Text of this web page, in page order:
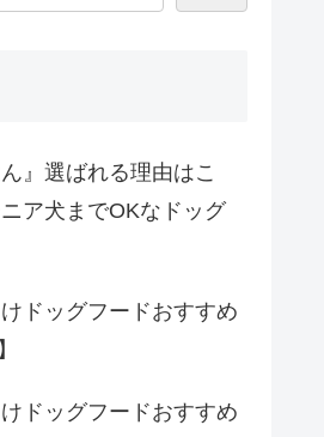
』選ばれる理由はこ
ア犬までOKなドッグ
ドッグフードおすすめ
ドッグフードおすすめ